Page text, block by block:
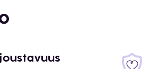
vuorokauden
du Royal, joka on yksi